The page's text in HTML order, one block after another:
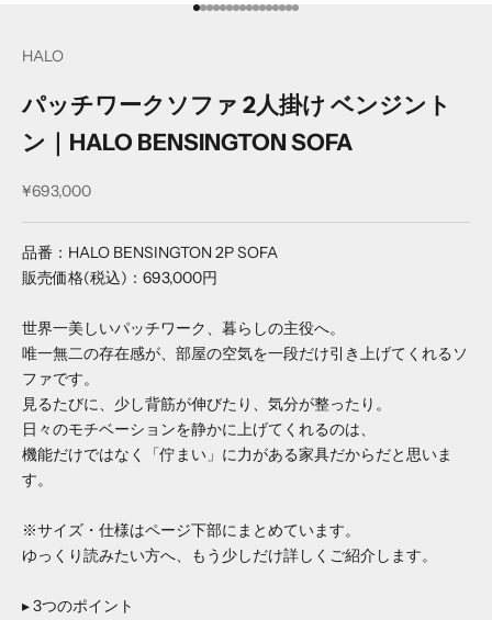
項目に移動する
項目に移動する
項目に移動する
項目に移動する
項目に移動する
項目に移動する
項目に移動する
項目に移動する
項目に移動する
項目に移動する
項目に移動する
項目に移動する
項目に移動する
項目に移動する
項目に移動する
項目に移動する
HALO
パッチワークソファ 2人掛け ベンジント
ン｜HALO BENSINGTON SOFA
セール価格
¥693,000
品番：HALO BENSINGTON 2P SOFA
販売価格(税込)：693,000円
世界一美しいパッチワーク、暮らしの主役へ。
唯一無二の存在感が、部屋の空気を一段だけ引き上げてくれるソ
ファです。
見るたびに、少し背筋が伸びたり、気分が整ったり。
日々のモチベーションを静かに上げてくれるのは、
機能だけではなく「佇まい」に力がある家具だからだと思いま
す。
※サイズ・仕様はページ下部にまとめています。
ゆっくり読みたい方へ、もう少しだけ詳しくご紹介します。
▸ 3つのポイント